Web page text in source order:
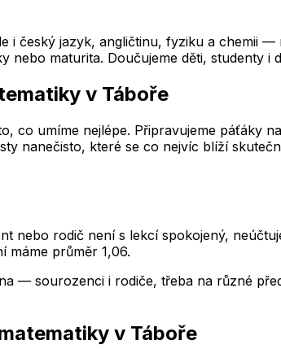
i český jazyk, angličtinu, fyziku a chemii
nebo maturita. Doučujeme děti, studenty i
v Táboře
co umíme nejlépe. Připravujeme páťáky
nanečisto, které se co nejvíc blíží
nebo rodič není s lekcí spokojený,
máme průměr 1,06.
— sourozenci i rodiče, třeba na různé
v Táboře